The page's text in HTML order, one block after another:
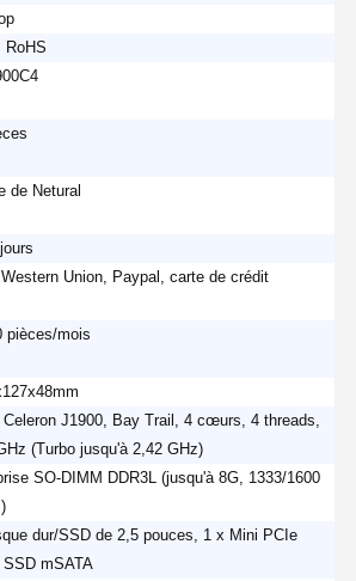
RoHS
de Netural
Union, Paypal, carte de crédit
pièces/mois
Celeron J1900, Bay Trail, 4 cœurs, 4 threads,
(Turbo jusqu'à 2,42 GHz)
SO-DIMM DDR3L (jusqu'à 8G, 1333/1600
dur/SSD de 2,5 pouces, 1 x Mini PCIe
SSD mSATA